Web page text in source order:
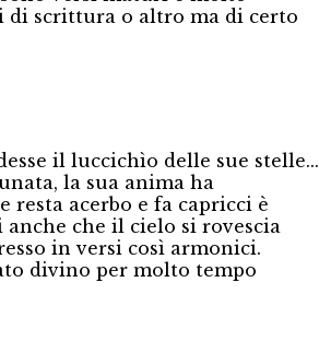
di scrittura o altro ma di certo
il luccichìo delle sue stelle...
la sua anima ha
acerbo e fa capricci è
che il cielo si rovescia
in versi così armonici.
divino per molto tempo